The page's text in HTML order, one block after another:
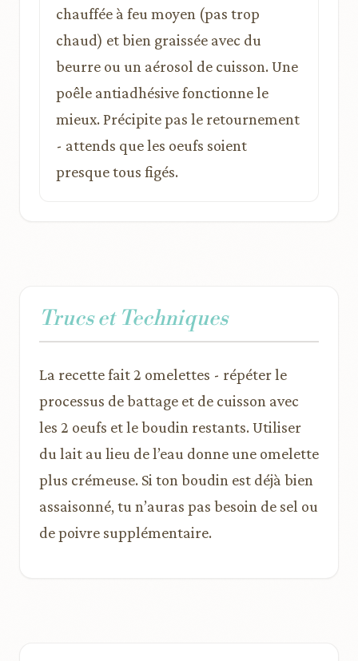
chauffée à feu moyen (pas trop
chaud) et bien graissée avec du
beurre ou un aérosol de cuisson. Une
poêle antiadhésive fonctionne le
mieux. Précipite pas le retournement
- attends que les oeufs soient
presque tous figés.
Trucs et Techniques
La recette fait 2 omelettes - répéter le
processus de battage et de cuisson avec
les 2 oeufs et le boudin restants. Utiliser
du lait au lieu de l’eau donne une omelette
plus crémeuse. Si ton boudin est déjà bien
assaisonné, tu n’auras pas besoin de sel ou
de poivre supplémentaire.